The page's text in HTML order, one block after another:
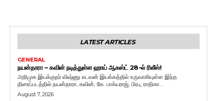
LATEST ARTICLES
GENERAL
நயன்தாரா – கவின் நடித்துள்ள ஹாய் ஆகஸ்ட் 28-ல் ரிலீஸ்!
அறிமுக இயக்குநர் விஷ்ணு எடவன் இயக்கத்தில் உருவாகியுள்ள இந்த
திரைப்படத்தில் நயன்தாரா, கவின், கே. பாக்யராஜ், பிரபு, ராதிகா...
August 7, 2026